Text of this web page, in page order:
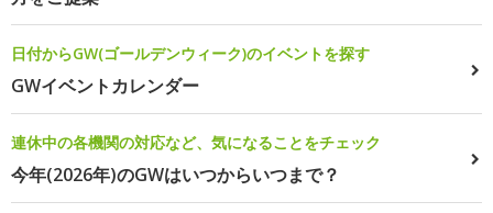
日付からGW(ゴールデンウィーク)のイベントを探す
GWイベントカレンダー
連休中の各機関の対応など、気になることをチェック
今年(2026年)のGWはいつからいつまで？